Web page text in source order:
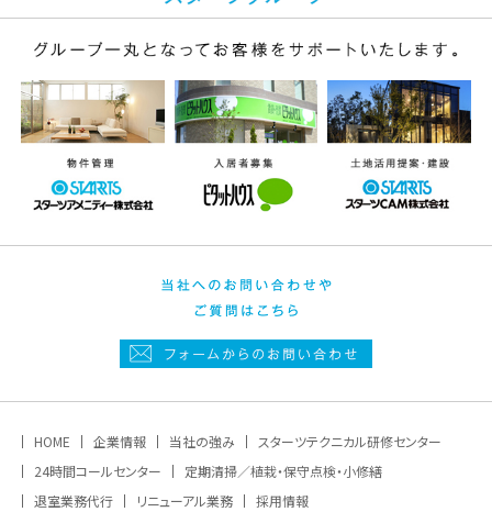
HOME 企業情報 当社の強み
スターツテクニカル研修センター
24時間コールセンター
定期清掃／植栽・保守点検・小修繕
退室業務代行
リニューアル業務
採用情報